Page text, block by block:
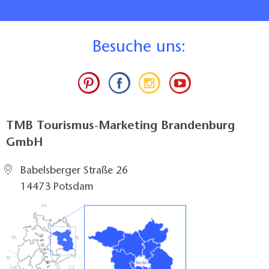
Besuche uns:
TMB Tourismus-Marketing Brandenburg
GmbH
Babelsberger Straße 26
14473 Potsdam